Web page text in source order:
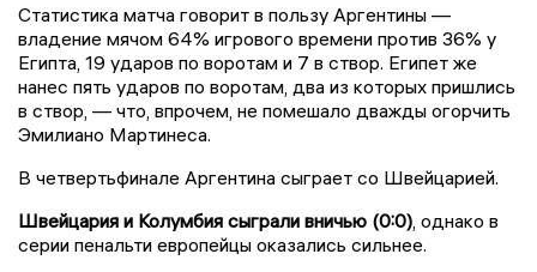
Статистика матча говорит в пользу Аргентины —
владение мячом 64% игрового времени против 36% у
Египта, 19 ударов по воротам и 7 в створ. Египет же
нанес пять ударов по воротам, два из которых пришлись
в створ, — что, впрочем, не помешало дважды огорчить
Эмилиано Мартинеса.
В четвертьфинале Аргентина сыграет со Швейцарией.
Швейцария и Колумбия сыграли вничью (0:0) , однако в
серии пенальти европейцы оказались сильнее.